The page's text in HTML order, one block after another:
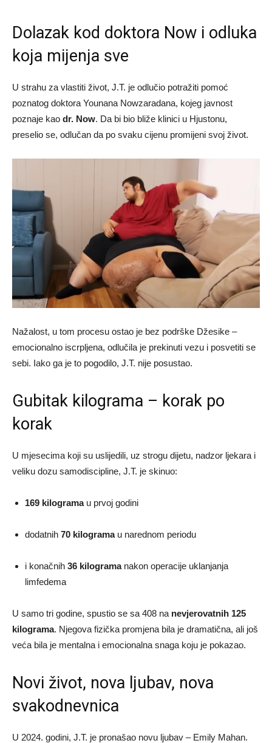
Dolazak kod doktora Now i odluka
koja mijenja sve
U strahu za vlastiti život, J.T. je odlučio potražiti pomoć
poznatog doktora Younana Nowzaradana, kojeg javnost
poznaje kao dr. Now. Da bi bio bliže klinici u Hjustonu,
preselio se, odlučan da po svaku cijenu promijeni svoj život.
Nažalost, u tom procesu ostao je bez podrške Džesike –
emocionalno iscrpljena, odlučila je prekinuti vezu i posvetiti se
sebi. Iako ga je to pogodilo, J.T. nije posustao.
Gubitak kilograma – korak po
korak
U mjesecima koji su uslijedili, uz strogu dijetu, nadzor ljekara i
veliku dozu samodiscipline, J.T. je skinuo:
169 kilogramau prvoj godini
dodatnih 70 kilogramau narednom periodu
i konačnih 36 kilogramanakon operacije uklanjanja
limfedema
U samo tri godine, spustio se sa 408 na nevjerovatnih 125
kilograma. Njegova fizička promjena bila je dramatična, ali još
veća bila je mentalna i emocionalna snaga koju je pokazao.
Novi život, nova ljubav, nova
svakodnevnica
U 2024. godini, J.T. je pronašao novu ljubav – Emily Mahan.